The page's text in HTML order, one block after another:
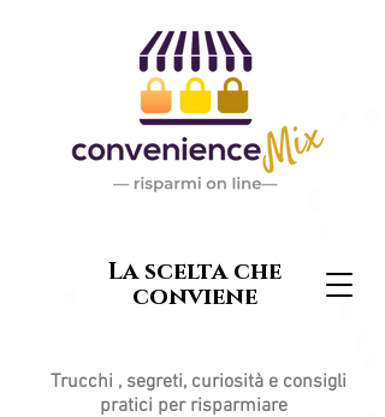
Trucchi , segreti, curiosità e consigli
pratici per risparmiare
La scelta che
conviene